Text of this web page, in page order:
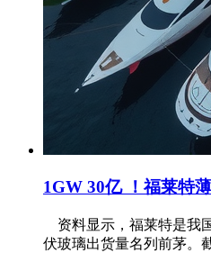
1GW 30亿 ！福莱特
资料显示，福莱特是我
伏玻璃出货量名列前茅。